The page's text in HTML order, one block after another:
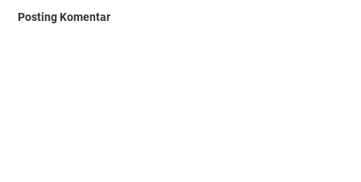
Posting Komentar